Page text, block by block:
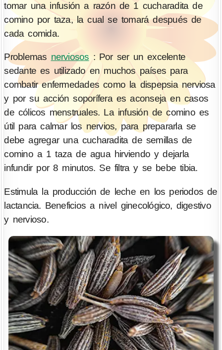
tomar una infusión a razón de 1 cucharadita de
comino por taza, la cual se tomará después de
cada comida.
Problemas nerviosos : Por ser un excelente
sedante es utilizado en muchos países para
combatir enfermedades como la dispepsia nerviosa
y por su acción soporífera es aconseja en casos
de cólicos menstruales. La infusión de comino es
útil para calmar los nervios, para prepararla se
debe agregar una cucharadita de semillas de
comino a 1 taza de agua hirviendo y dejarla
infundir por 8 minutos. Se filtra y se bebe tibia.
Estimula la producción de leche en los periodos de
lactancia. Beneficios a nivel ginecológico, digestivo
y nervioso.